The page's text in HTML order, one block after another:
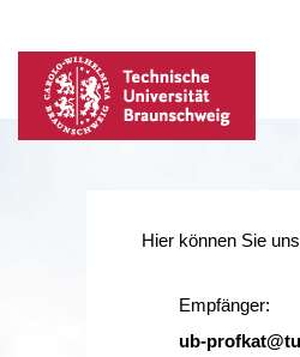
Hier können Sie
Empfänger:
ub-